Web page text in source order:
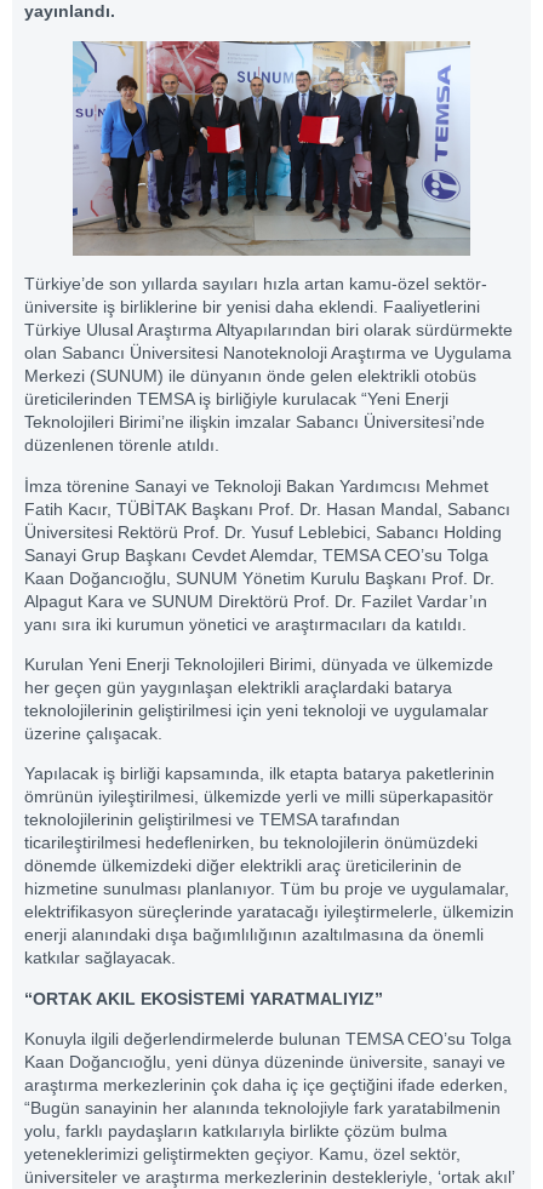
yayınlandı.
Türkiye’de son yıllarda sayıları hızla artan kamu-özel sektör-
üniversite iş birliklerine bir yenisi daha eklendi. Faaliyetlerini
Türkiye Ulusal Araştırma Altyapılarından biri olarak sürdürmekte
olan Sabancı Üniversitesi Nanoteknoloji Araştırma ve Uygulama
Merkezi (SUNUM) ile dünyanın önde gelen elektrikli otobüs
üreticilerinden TEMSA iş birliğiyle kurulacak “Yeni Enerji
Teknolojileri Birimi’ne ilişkin imzalar Sabancı Üniversitesi’nde
düzenlenen törenle atıldı.
İmza törenine Sanayi ve Teknoloji Bakan Yardımcısı Mehmet
Fatih Kacır, TÜBİTAK Başkanı Prof. Dr. Hasan Mandal, Sabancı
Üniversitesi Rektörü Prof. Dr. Yusuf Leblebici, Sabancı Holding
Sanayi Grup Başkanı Cevdet Alemdar, TEMSA CEO’su Tolga
Kaan Doğancıoğlu, SUNUM Yönetim Kurulu Başkanı Prof. Dr.
Alpagut Kara ve SUNUM Direktörü Prof. Dr. Fazilet Vardar’ın
yanı sıra iki kurumun yönetici ve araştırmacıları da katıldı.
Kurulan Yeni Enerji Teknolojileri Birimi, dünyada ve ülkemizde
her geçen gün yaygınlaşan elektrikli araçlardaki batarya
teknolojilerinin geliştirilmesi için yeni teknoloji ve uygulamalar
üzerine çalışacak.
Yapılacak iş birliği kapsamında, ilk etapta batarya paketlerinin
ömrünün iyileştirilmesi, ülkemizde yerli ve milli süperkapasitör
teknolojilerinin geliştirilmesi ve TEMSA tarafından
ticarileştirilmesi hedeflenirken, bu teknolojilerin önümüzdeki
dönemde ülkemizdeki diğer elektrikli araç üreticilerinin de
hizmetine sunulması planlanıyor. Tüm bu proje ve uygulamalar,
elektrifikasyon süreçlerinde yaratacağı iyileştirmelerle, ülkemizin
enerji alanındaki dışa bağımlılığının azaltılmasına da önemli
katkılar sağlayacak.
“ORTAK AKIL EKOSİSTEMİ YARATMALIYIZ”
Konuyla ilgili değerlendirmelerde bulunan TEMSA CEO’su Tolga
Kaan Doğancıoğlu, yeni dünya düzeninde üniversite, sanayi ve
araştırma merkezlerinin çok daha iç içe geçtiğini ifade ederken,
“Bugün sanayinin her alanında teknolojiyle fark yaratabilmenin
yolu, farklı paydaşların katkılarıyla birlikte çözüm bulma
yeteneklerimizi geliştirmekten geçiyor. Kamu, özel sektör,
üniversiteler ve araştırma merkezlerinin destekleriyle, ‘ortak akıl’